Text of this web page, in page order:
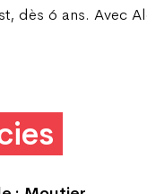
dès 6 ans. Avec